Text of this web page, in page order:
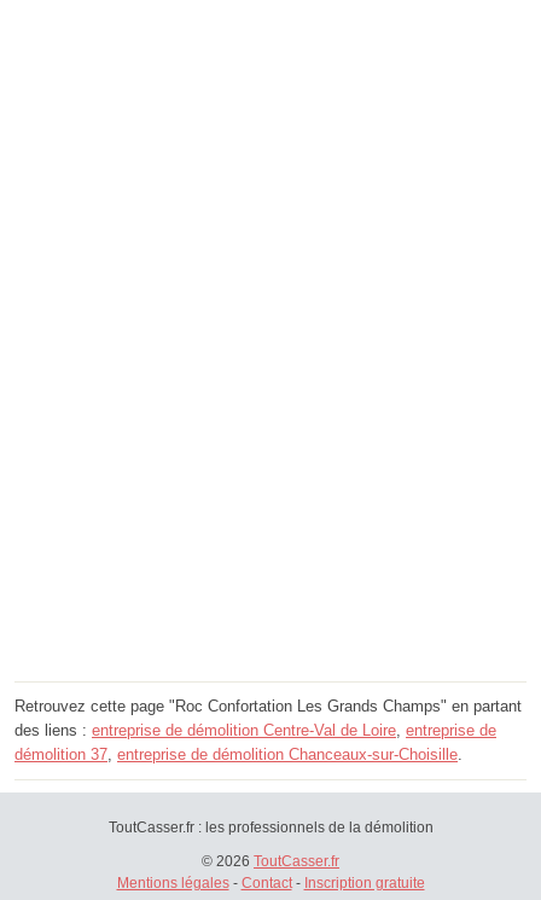
Retrouvez cette page "Roc Confortation Les Grands Champs" en partant
des liens : entreprise de démolition Centre-Val de Loire, entreprise de
démolition 37, entreprise de démolition Chanceaux-sur-Choisille.
ToutCasser.fr : les professionnels de la démolition
© 2026 ToutCasser.fr
Mentions légales- Contact- Inscription gratuite